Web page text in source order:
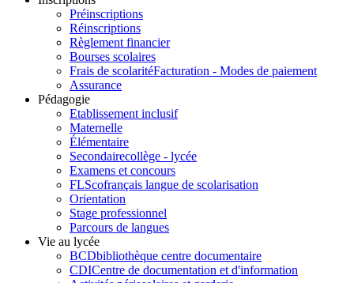
Préinscriptions
Réinscriptions
Règlement financier
Bourses scolaires
Frais de scolaritéFacturation - Modes de paiement
Assurance
Pédagogie
Etablissement inclusif
Maternelle
Élémentaire
Secondairecollège - lycée
Examens et concours
FLScofrançais langue de scolarisation
Orientation
Stage professionnel
Parcours de langues
Vie au lycée
BCDbibliothèque centre documentaire
CDICentre de documentation et d'information